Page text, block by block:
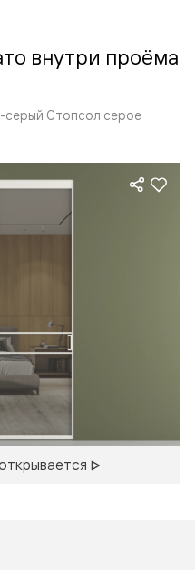
координируется
внутри проёма
Стопсол серое